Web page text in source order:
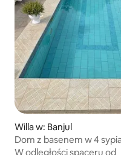
Willa w: Banjul
Dom z basenem w 4
W odległości spaceru od